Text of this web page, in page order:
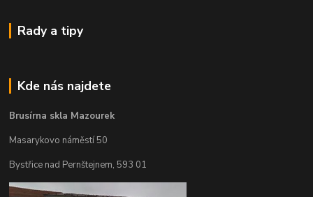
Rady a tipy
Kde nás najdete
Brusírna skla Mazourek
Masarykovo náměstí 50
Bystřice nad Pernštejnem, 593 01